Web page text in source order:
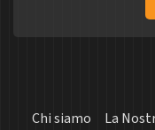
Chi siamo La